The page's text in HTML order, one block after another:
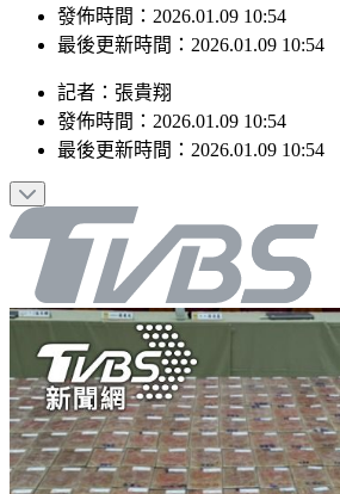
最後更新時間：2026.01.09 10:54
發佈時間：2026.01.09 10:54
最後更新時間：2026.01.09 10:54